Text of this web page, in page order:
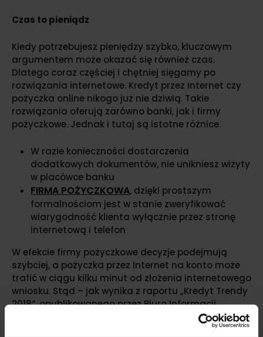
Czas to pieniądz
Kiedy potrzebujesz pieniędzy szybko, kluczowym
argumentem może okazać się również czas.
Dlatego coraz częściej i chętniej sięgamy po
rozwiązania internetowe. Kredyt przez Internet czy
pożyczka online nikogo już nie dziwią. Takie
rozwiązania oferują zarówno banki, jak i firmy
pożyczkowe. Jednak i tutaj są istotne różnice.
W razie konieczności dostarczenia
dodatkowych dokumentów, nie unikniesz wizyty
w placówce banku
FIRMA POŻYCZKOWA, dzięki prostszym
formalnościom jest w stanie zweryfikować
wiarygodność klienta wyłącznie przez stronę
internetową i telefon
W efekcie firmy pożyczkowe decyzje podejmują
szybciej, a pożyczka przez Internet na konto może
trafić w ciągu kilku minut od złożenia internetowego
wniosku. Stąd – jak wynika z raportu „Kredyt Trendy
2018”, opublikowanego przez Biuro Informacji
Kredytowej – wśród młodych ludzi szybkie pożyczki
na cieszą się większą popularnością od oferty